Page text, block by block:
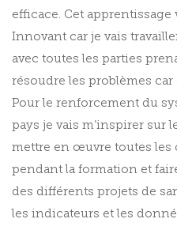
efficace. Cet
Innovant car je vais
avec toutes les parties
résoudre les problèmes car
Pour le renforcement du
pays je vais m’inspirer sur
mettre en œuvre toutes les
pendant la formation et
des différents projets de
les indicateurs et les